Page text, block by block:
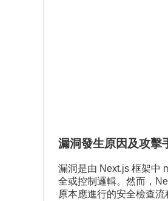
漏洞發生原因及攻擊
漏洞是由 Next.js 框架中
全或控制邏輯。然而，
原本應進行的安全檢查流